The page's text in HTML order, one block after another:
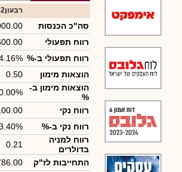
רבעון2
סה"כ הכנסות
רווח תפעולי
רווח תפעולי ב-%
הוצאות מימון
0.50
הוצאות מימון ב-
%
רווח נקי
רווח נקי ב-%
רווח למניה
בדולרים
0.21
התחייבות לז"ק